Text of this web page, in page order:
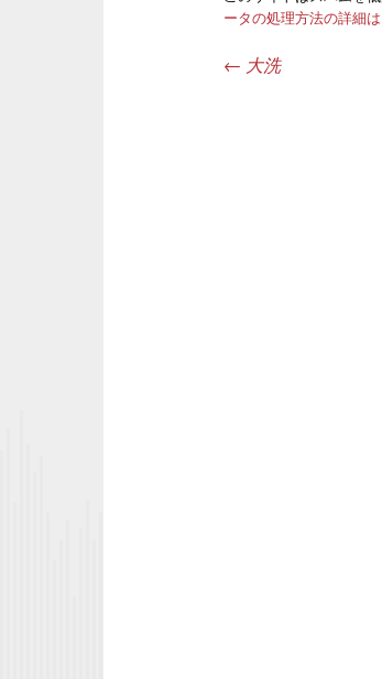
ータの処理方法の詳細
投稿ナビゲーシ
← 大洗